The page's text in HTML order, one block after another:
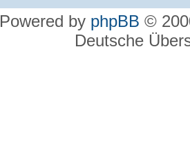
Powered by phpBB ©
Deutsche